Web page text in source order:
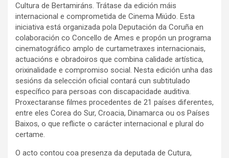
Cultura de Bertamiráns. Trátase da edición máis
internacional e comprometida de Cinema Miúdo. Esta
iniciativa está organizada pola Deputación da Coruña en
colaboración co Concello de Ames e propón un programa
cinematográfico amplo de curtametraxes internacionais,
actuacións e obradoiros que combina calidade artística,
orixinalidade e compromiso social. Nesta edición unha das
sesións da selección oficial contará cun subtitulado
específico para persoas con discapacidade auditiva.
Proxectaranse filmes procedentes de 21 países diferentes,
entre eles Corea do Sur, Croacia, Dinamarca ou os Países
Baixos, o que reflicte o carácter internacional e plural do
certame.
O acto contou coa presenza da deputada de Cutura,